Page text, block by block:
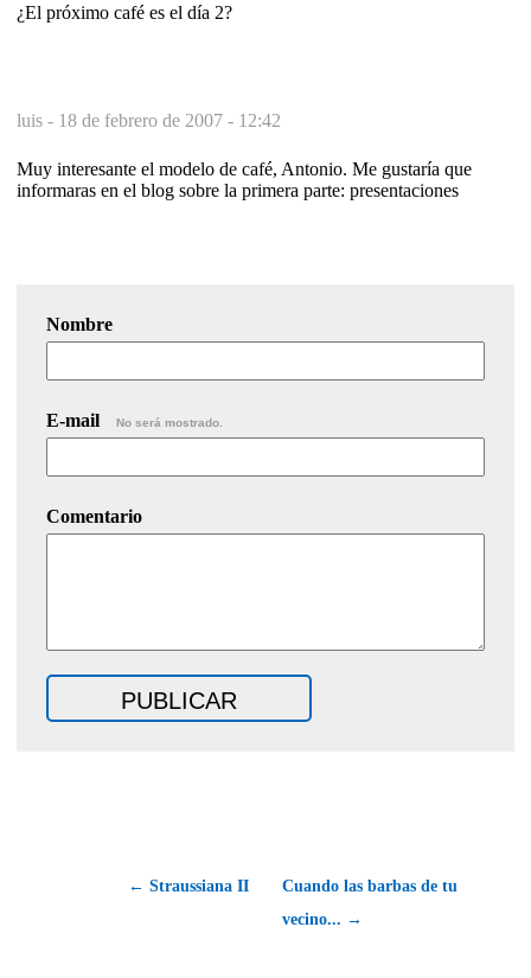
¿El próximo café es el día 2?
luis - 18 de febrero de 2007 - 12:42
Muy interesante el modelo de café, Antonio. Me gustaría que
informaras en el blog sobre la primera parte: presentaciones
Nombre
E-mail No será mostrado.
Comentario
← Straussiana II
Cuando las barbas de tu
vecino... →